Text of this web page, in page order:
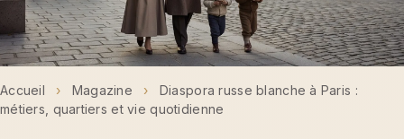
Accueil › Magazine ›
Diaspora russe blanche à Paris :
métiers, quartiers et vie quotidienne